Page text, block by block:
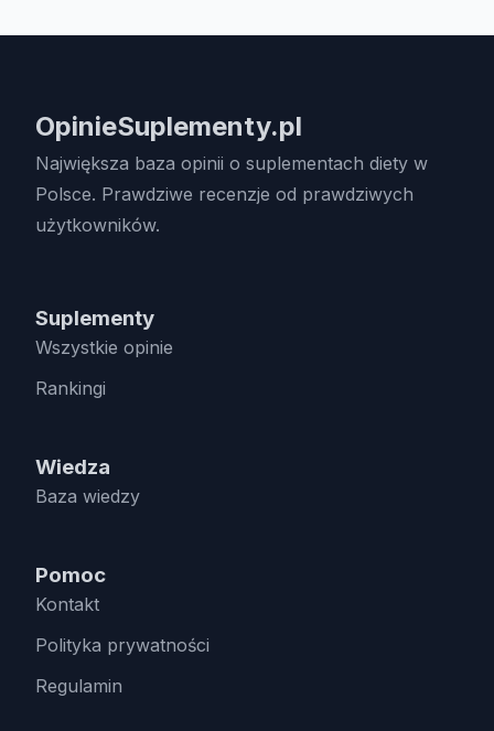
OpinieSuplementy.pl
Największa baza opinii o suplementach diety w
Polsce. Prawdziwe recenzje od prawdziwych
użytkowników.
Suplementy
Wszystkie opinie
Rankingi
Wiedza
Baza wiedzy
Pomoc
Kontakt
Polityka prywatności
Regulamin